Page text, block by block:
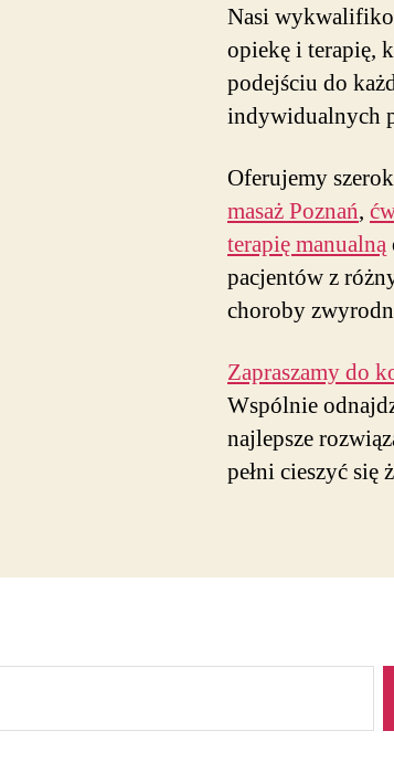
Nasi
opiekę i terapię,
podejściu do
indywidualnych
Oferujemy
masaż Poznań,
terapię manualną
pacjentów z
choroby
Zapraszamy do
Wspólnie
najlepsze
pełni cieszyć się